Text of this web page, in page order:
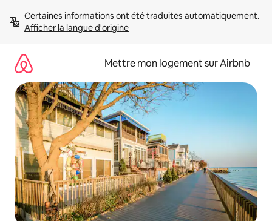
directement
Afficher la langue d'origine
Mettre mon logement sur Airbnb